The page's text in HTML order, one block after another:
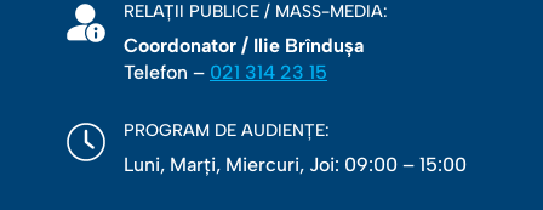
RELAȚII PUBLICE / MASS-MEDIA:
Coordonator / Ilie Brîndușa
Telefon – 021 314 23 15
PROGRAM DE AUDIENȚE:
Luni, Marţi, Miercuri, Joi: 09:00 – 15:00